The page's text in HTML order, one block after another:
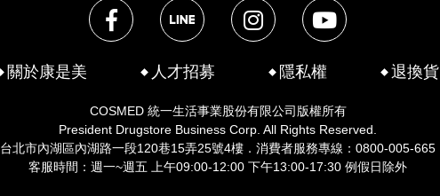
查看地圖
查看地圖
關於康是美 人才招募 隱私權 退換貨
COSMED 統一生活事業股份有限公司版權所有
President Drugstore Business Corp. All Rights Reserved.
台北市內湖區內湖路一段120巷15弄25號4樓． 消費者服務專線：0800-005-665
客服時間：週一~週五 上午09:00-12:00 下午13:00-17:30 例假日除外